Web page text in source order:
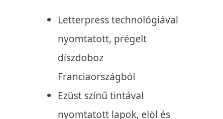
Letterpress technológiával
nyomtatott, prégelt
díszdoboz
Franciaországból
Ezüst színű tintával
nyomtatott lapok, elöl és